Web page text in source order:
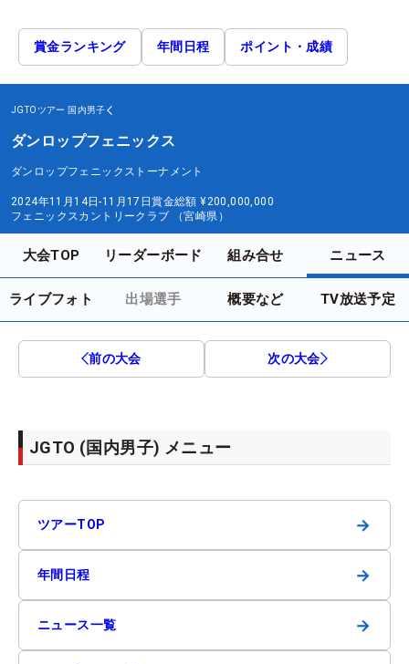
賞金ランキング 年間日程 ポイント・成績
JGTOツアー 国内男子
ダンロップフェニックス
ダンロップフェニックストーナメント
2024年11月14日-11月17日賞金総額 ¥200,000,000
フェニックスカントリークラブ （宮崎県）
大会TOP リーダーボード 組み合せ ニュース
ライブフォト 出場選手 概要など TV放送予定
前の大会 次の大会
JGTO (国内男子) メニュー
ツアーTOP →
年間日程 →
ニュース一覧 →